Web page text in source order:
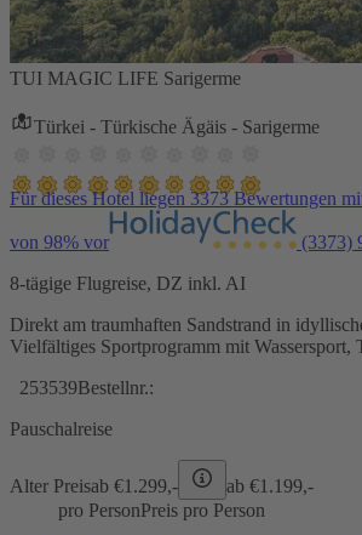
TUI MAGIC LIFE Sarigerme
Türkei - Türkische Ägäis - Sarigerme
Für dieses Hotel liegen 3373 Bewertungen
von 98% vor (3373)
8-tägige Flugreise, DZ inkl. AI
Direkt am traumhaften Sandstrand in
Vielfältiges Sportprogramm mit Wassersport,
253539Bestellnr.:
Pauschalreise
Alter Preisab €1.299,- ab €1.199,-
pro PersonPreis pro Person